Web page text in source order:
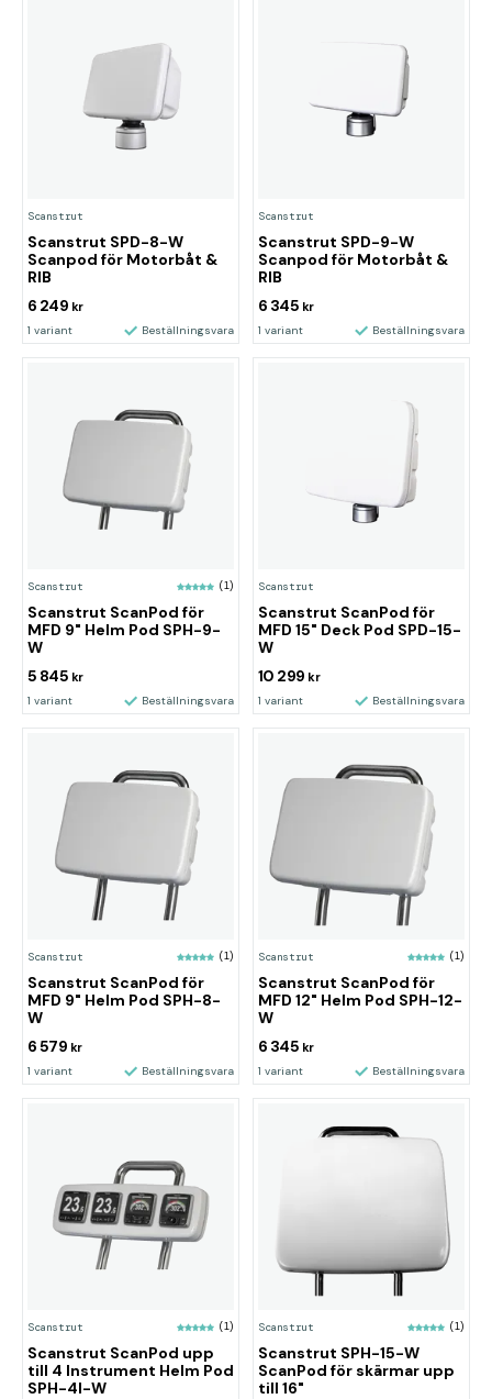
Scanstrut
Scanstrut SPD-8-W
Scanpod för Motorbåt &
RIB
6 249 kr
1 variant Beställningsvara
Scanstrut
Scanstrut SPD-9-W
Scanpod för Motorbåt &
RIB
6 345 kr
1 variant Beställningsvara
Scanstrut (1)
Scanstrut ScanPod för
MFD 9" Helm Pod SPH-9-
W
5 845 kr
1 variant Beställningsvara
Scanstrut
Scanstrut ScanPod för
MFD 15" Deck Pod SPD-15-
W
10 299 kr
1 variant Beställningsvara
Scanstrut (1)
Scanstrut ScanPod för
MFD 9" Helm Pod SPH-8-
W
6 579 kr
1 variant Beställningsvara
Scanstrut (1)
Scanstrut ScanPod för
MFD 12" Helm Pod SPH-12-
W
6 345 kr
1 variant Beställningsvara
Scanstrut (1)
Scanstrut ScanPod upp
till 4 Instrument Helm Pod
SPH-4I-W
Scanstrut (1)
Scanstrut SPH-15-W
ScanPod för skärmar upp
till 16"